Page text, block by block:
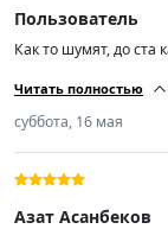
Пользователь
Как то шумят, до ста
Читать полностью
суббота, 16 мая
Азат Асанбеков